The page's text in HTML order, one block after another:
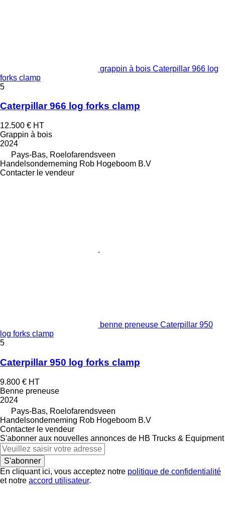
grappin à bois Caterpillar 966 log
forks clamp
5
Caterpillar 966 log forks clamp
12.500 € HT
Grappin à bois
2024
Pays-Bas, Roelofarendsveen
Handelsonderneming Rob Hogeboom B.V
Contacter le vendeur
benne preneuse Caterpillar 950
log forks clamp
5
Caterpillar 950 log forks clamp
9.800 € HT
Benne preneuse
2024
Pays-Bas, Roelofarendsveen
Handelsonderneming Rob Hogeboom B.V
Contacter le vendeur
S'abonner aux nouvelles annonces de HB Trucks & Equipment
S'abonner
En cliquant ici, vous acceptez notre politique de confidentialité
et notre accord utilisateur.